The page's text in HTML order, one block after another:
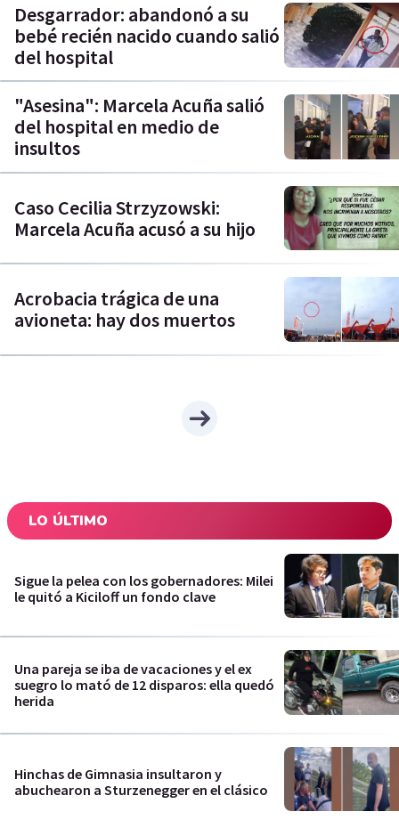
Desgarrador: abandonó a su
bebé recién nacido cuando salió
del hospital
"Asesina": Marcela Acuña salió
del hospital en medio de
insultos
Caso Cecilia Strzyzowski:
Marcela Acuña acusó a su hijo
Acrobacia trágica de una
avioneta: hay dos muertos
LO ÚLTIMO
Sigue la pelea con los gobernadores: Milei
le quitó a Kiciloff un fondo clave
Una pareja se iba de vacaciones y el ex
suegro lo mató de 12 disparos: ella quedó
herida
Hinchas de Gimnasia insultaron y
abuchearon a Sturzenegger en el clásico